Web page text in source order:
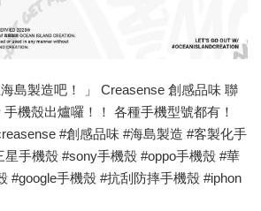
海島製造吧！ 」 Creasense 創感品味 聯
機殼出爐囉！！ 各種手機型號都有！
#創感品味 #海島製造 #客製化手
手機殼 #sony手機殼 #oppo手機殼 #華
#google手機殼 #抗刮防摔手機殼 #iphon